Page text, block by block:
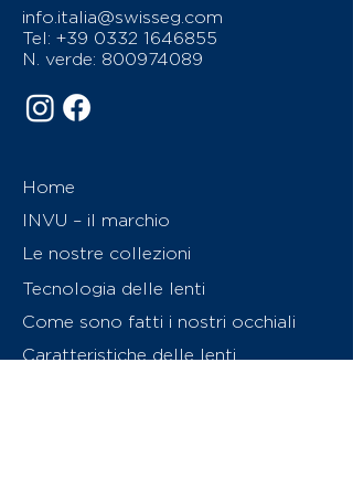
info.italia@swisseg.com
Tel: +39 0332 1646855
N. verde: 800974089
Home
INVU – il marchio
Le nostre collezioni
Tecnologia delle lenti
Come sono fatti i nostri occhiali
Caratteristiche delle lenti